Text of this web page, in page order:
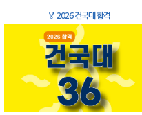
🏅 2026 건국대 합격